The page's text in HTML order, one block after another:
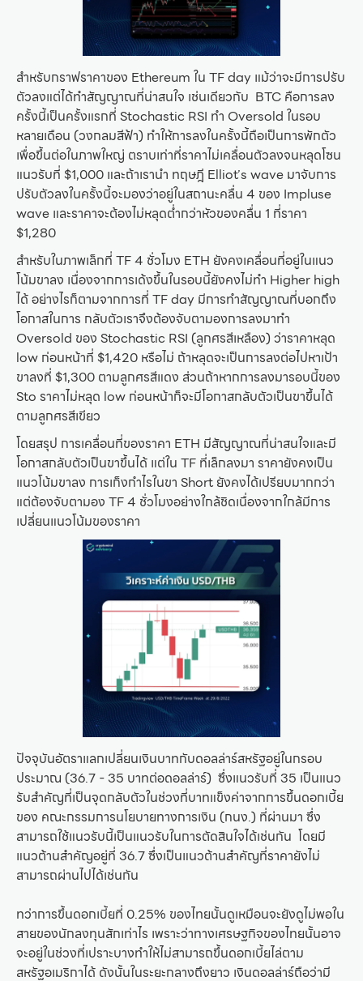
สำหรับกราฟราคาของ Ethereum ใน TF day แม้ว่าจะมีการปรับ
ตัวลงแต่ได้ทำสัญญาณที่น่าสนใจ เช่นเดียวกับ BTC คือการลง
ครั้งนี้เป็นครั้งแรกที่ Stochastic RSI ทำ Oversold ในรอบ
หลายเดือน (วงกลมสีฟ้า) ทำให้การลงในครั้งนี้ถือเป็นการพักตัว
เพื่อขึ้นต่อในภาพใหญ่ ตราบเท่าที่ราคาไม่เคลื่อนตัวลงจนหลุดโซน
แนวรับที่ $1,000 และถ้าเรานำ ทฤษฎี Elliot’s wave มาจับการ
ปรับตัวลงในครั้งนี้จะมองว่าอยู่ในสถานะคลื่น 4 ของ Impluse
wave และราคาจะต้องไม่หลุดต่ำกว่าหัวของคลื่น 1 ที่ราคา
$1,280
สำหรับในภาพเล็กที่ TF 4 ชั่วโมง ETH ยังคงเคลื่อนที่อยู่ในแนว
โน้มขาลง เนื่องจากการเด้งขึ้นในรอบนี้ยังคงไม่ทำ Higher high
ได้ อย่างไรก็ตามจากการที่ TF day มีการทำสัญญาณที่บอกถึง
โอกาสในการ กลับตัวเราจึงต้องจับตามองการลงมาทำ
Oversold ของ Stochastic RSI (ลูกศรสีเหลือง) ว่าราคาหลุด
low ก่อนหน้าที่ $1,420 หรือไม่ ถ้าหลุดจะเป็นการลงต่อไปหาเป้า
ขาลงที่ $1,300 ตามลูกศรสีแดง ส่วนถ้าหากการลงมารอบนี้ของ
Sto ราคาไม่หลุด low ก่อนหน้าก็จะมีโอกาสกลับตัวเป็นขาขึ้นได้
ตามลูกศรสีเขียว
โดยสรุป การเคลื่อนที่ของราคา ETH มีสัญญาณที่น่าสนใจและมี
โอกาสกลับตัวเป็นขาขึ้นได้ แต่ใน TF ที่เล็กลงมา ราคายังคงเป็น
แนวโน้มขาลง การเก็งกำไรในขา Short ยังคงได้เปรียบมากกว่า
แต่ต้องจับตามอง TF 4 ชั่วโมงอย่างใกล้ชิดเนื่องจากใกล้มีการ
เปลี่ยนแนวโน้มของราคา
ปัจจุบันอัตราแลกเปลี่ยนเงินบาทกับดอลล่าร์สหรัฐอยู่ในกรอบ
ประมาณ (36.7 - 35 บาทต่อดอลล่าร์) ซึ่งแนวรับที่ 35 เป็นแนว
รับสำคัญที่เป็นจุดกลับตัวในช่วงที่บาทแข็งค่าจากการขึ้นดอกเบี้ย
ของ คณะกรรมการนโยบายทางการเงิน (กนง.) ที่ผ่านมา ซึ่ง
สามารถใช้แนวรับนี้เป็นแนวรับในการตัดสินใจได้เช่นกัน โดยมี
แนวต้านสำคัญอยู่ที่ 36.7 ซึ่งเป็นแนวต้านสำคัญที่ราคายังไม่
สามารถผ่านไปได้เช่นกัน
ทว่าการขึ้นดอกเบี้ยที่ 0.25% ของไทยนั้นดูเหมือนจะยังดูไม่พอใน
สายของนักลงทุนสักเท่าไร เพราะว่าทางเศรษฐกิจของไทยนั้นอาจ
จะอยู่ในช่วงที่เปราะบางทำให้ไม่สามารถขึ้นดอกเบี้ยไล่ตาม
สหรัฐอเมริกาได้ ดังนั้นในระยะกลางถึงยาว เงินดอลล่าร์ถือว่ามี